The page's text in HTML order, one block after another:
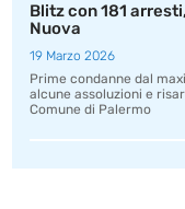
Blitz con 181
Nuova
19 Marzo 2026
Prime condanne dal
alcune assoluzioni e
Comune di Palermo